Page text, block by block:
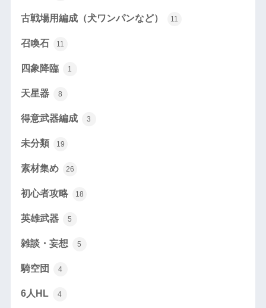
古戦場用編成（犬ワンパンなど） 11
召喚石 11
四象降臨 1
天星器 8
得意武器編成 3
未分類 19
素材集め 26
初心者攻略 18
英雄武器 5
雑談・妄想 5
騎空団 4
6人HL 4